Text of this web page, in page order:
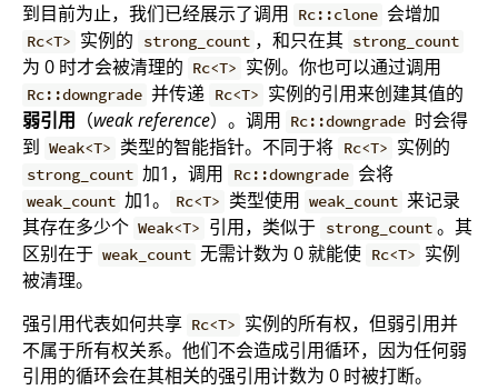
到目前为止，我们已经展示了调用 Rc::clone 会增加
Rc<T> 实例的 strong_count ，和只在其 strong_count
为 0 时才会被清理的 Rc<T> 实例。你也可以通过调用
Rc::downgrade 并传递 Rc<T> 实例的引用来创建其值的
弱引用 （weak reference）。调用 Rc::downgrade 时会得
到 Weak<T> 类型的智能指针。不同于将 Rc<T> 实例的
strong_count 加1，调用 Rc::downgrade 会将
weak_count 加1。 Rc<T> 类型使用 weak_count 来记录
其存在多少个 Weak<T> 引用，类似于 strong_count 。其
区别在于 weak_count 无需计数为 0 就能使 Rc<T> 实例
被清理。
强引用代表如何共享 Rc<T> 实例的所有权，但弱引用并
不属于所有权关系。他们不会造成引用循环，因为任何弱
引用的循环会在其相关的强引用计数为 0 时被打断。